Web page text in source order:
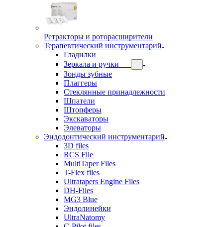
Ретракторы и роторасширители
Терапевтический инструментарий
Гладилки
Зеркала и ручки
Зонды зубные
Плаггеры
Стеклянные принадлежности
Шпатели
Штопферы
Экскаваторы
Элеваторы
Эндодонтический инструментарий
3D files
RCS File
MultiTaper Files
T-Flex files
Ultratapers Engine Files
DH-Files
MG3 Blue
Эндолинейки
UltraNatomy